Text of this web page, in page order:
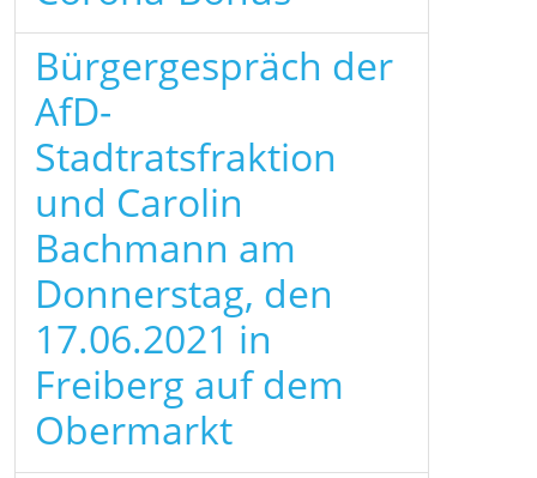
Bürgergespräch der
AfD-
Stadtratsfraktion
und Carolin
Bachmann am
Donnerstag, den
17.06.2021 in
Freiberg auf dem
Obermarkt